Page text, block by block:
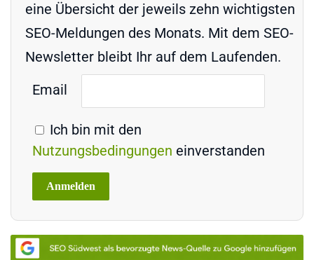
eine Übersicht der jeweils zehn wichtigsten
SEO-Meldungen des Monats. Mit dem SEO-
Newsletter bleibt Ihr auf dem Laufenden.
Email
Ich bin mit den
Nutzungsbedingungen einverstanden